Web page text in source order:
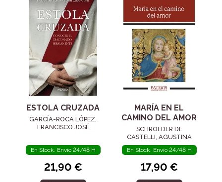
ESTOLA CRUZADA
GARCÍA-ROCA LÓPEZ,
FRANCISCO JOSÉ
En Stock. Envío 24/48 H
21,90 €
MARÍA EN EL
CAMINO DEL AMOR
SCHROEDER DE
CASTELLI, AGUSTINA
En Stock. Envío 24/48 H
17,90 €